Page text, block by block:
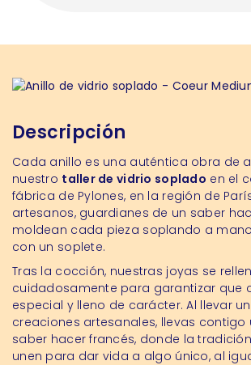
Descripción
Cada anillo es una auténtica obra de
nuestro taller de vidrio soplado en el
fábrica de Pylones, en la región de
artesanos, guardianes de un saber
moldean cada pieza soplando a
con un soplete.
Tras la cocción, nuestras joyas se
cuidadosamente para garantizar que
especial y lleno de carácter. Al llevar
creaciones artesanales, llevas contigo
saber hacer francés, donde la
unen para dar vida a algo único, al